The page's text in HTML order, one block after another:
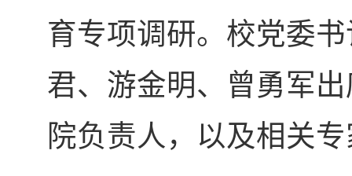
育专项调研。校党委
君、游金明、曾勇军
院负责人，以及相关